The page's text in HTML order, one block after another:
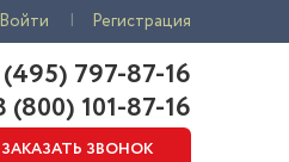
Войти Регистрация
797-87-16
(800) 101-87-16
ЗАКАЗАТЬ ЗВОНОК